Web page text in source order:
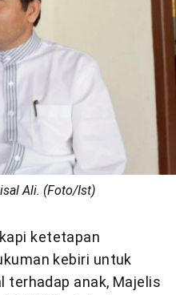
Ali. (Foto/Ist)
ketetapan
kebiri untuk
terhadap anak, Majelis